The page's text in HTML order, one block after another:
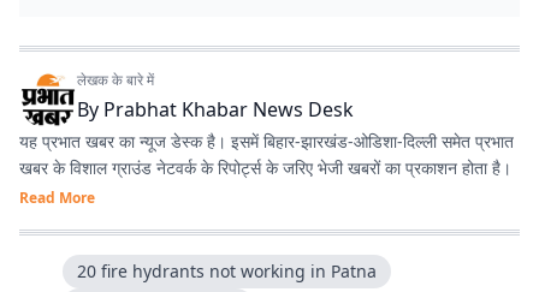
लेखक के बारे में
By Prabhat Khabar News Desk
यह प्रभात खबर का न्यूज डेस्क है। इसमें बिहार-झारखंड-ओडिशा-दिल्‍ली समेत प्रभात
खबर के विशाल ग्राउंड नेटवर्क के रिपोर्ट्स के जरिए भेजी खबरों का प्रकाशन होता है।
Read More
20 fire hydrants not working in Patna